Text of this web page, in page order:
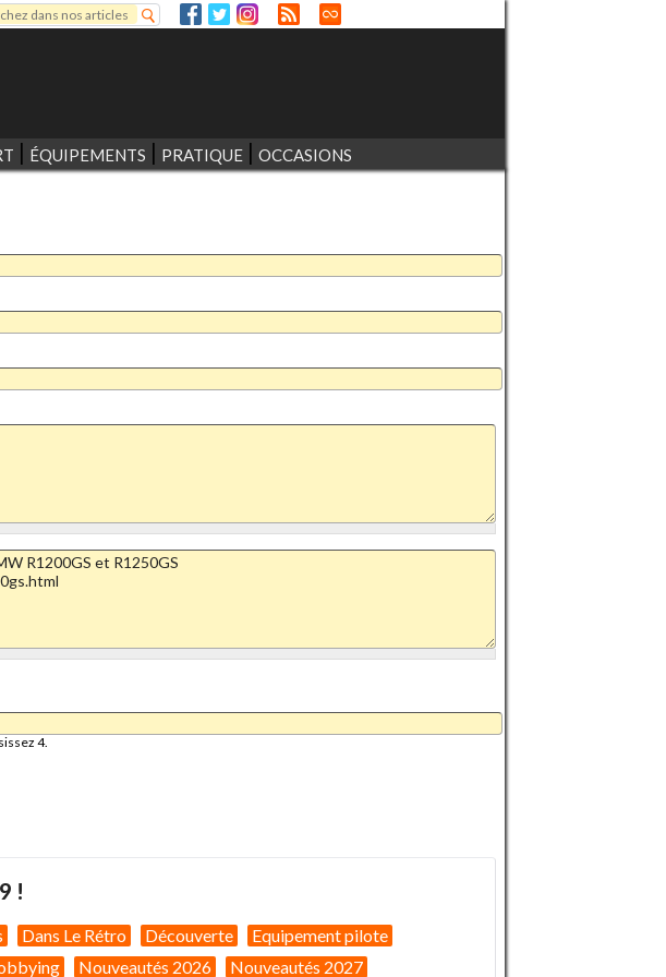
de recherche
ÉQUIPEMENTS PRATIQUE OCCASIONS
4.
!
Dans Le Rétro Découverte
Equipement pilote
Nouveautés 2026 Nouveautés 2027